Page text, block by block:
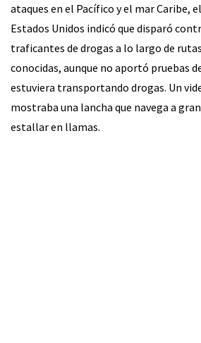
ataques en el Pacífico y el mar Caribe,
Estados Unidos indicó que disparó
traficantes de drogas a lo largo de
conocidas, aunque no aportó pruebas
estuviera transportando drogas. Un
mostraba una lancha que navega a
estallar en llamas.